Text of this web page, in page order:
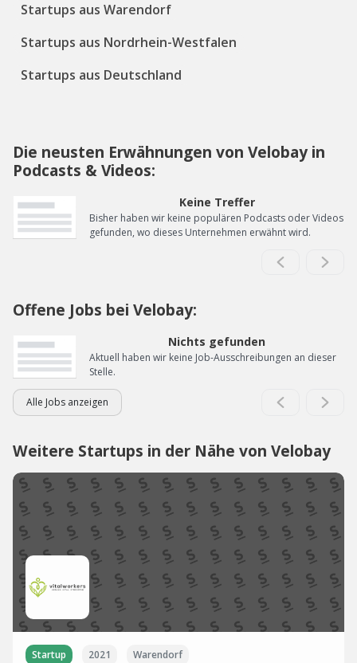
Startups aus Warendorf
Startups aus Nordrhein-Westfalen
Startups aus Deutschland
Die neusten Erwähnungen von Velobay in
Podcasts & Videos:
Keine Treffer
Bisher haben wir keine populären Podcasts oder Videos
gefunden, wo dieses Unternehmen erwähnt wird.
Offene Jobs bei Velobay:
Nichts gefunden
Aktuell haben wir keine Job-Ausschreibungen an dieser
Stelle.
Alle Jobs anzeigen
Weitere Startups in der Nähe von Velobay
Startup 2021 Warendorf